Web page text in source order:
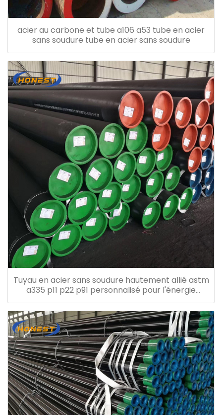
acier au carbone et tube a106 a53 tube en acier
sans soudure tube en acier sans soudure
Tuyau en acier sans soudure hautement allié astm
a335 p11 p22 p91 personnalisé pour l'énergie